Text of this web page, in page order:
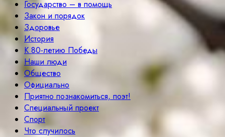
Государство – в помощь
Закон и порядок
Здоровье
История
К 80-летию Победы
Наши люди
Общество
Официально
Приятно познакомиться, поэт!
Специальный проект
Спорт
Что случилось